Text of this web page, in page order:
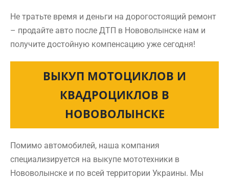
Не тратьте время и деньги на дорогостоящий ремонт
– продайте авто после ДТП в Нововолынске нам и
получите достойную компенсацию уже сегодня!
ВЫКУП МОТОЦИКЛОВ И
КВАДРОЦИКЛОВ В
НОВОВОЛЫНСКЕ
Помимо автомобилей, наша компания
специализируется на выкупе мототехники в
Нововолынске и по всей территории Украины. Мы